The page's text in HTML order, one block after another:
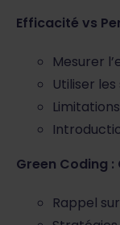
Efficacité vs
Mesurer
Utiliser
Green Coding
Rappel